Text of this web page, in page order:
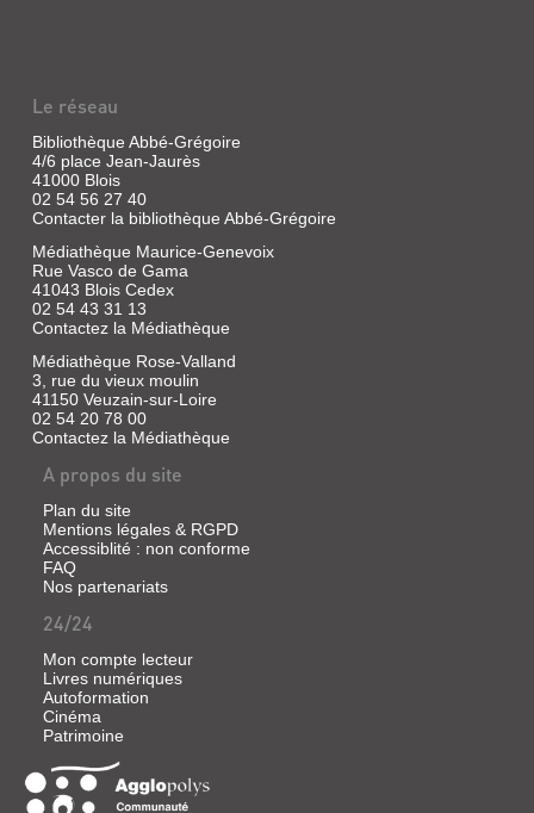
Gallimard,
2004
(Série
noire)
Paul
Osborne
rend
à
Auckland.
Son
ami
chef
de
la
police,
Fitzgerald,
abattu
chaman
maori,
dont
cadavre
n'a
pas
été
retrouvé,
avant
de
se
suicider.
chargé
de
Le réseau
Bibliothèque Abbé-Grégoire
4/6 place Jean-Jaurès
41000 Blois
02 54 56 27 40
Contacter la bibliothèque Abbé-Grégoire
Médiathèque Maurice-Genevoix
Rue Vasco de Gama
41043 Blois Cedex
02 54 43 31 13
Contactez la Médiathèque
Médiathèque Rose-Valland
3, rue du vieux moulin
41150 Veuzain-sur-Loire
02 54 20 78 00
Contactez la Médiathèque
A propos du site
Plan du site
Mentions légales & RGPD
Accessiblité : non conforme
FAQ
Nos partenariats
24/24
Mon compte lecteur
Livres numériques
Autoformation
Cinéma
Patrimoine